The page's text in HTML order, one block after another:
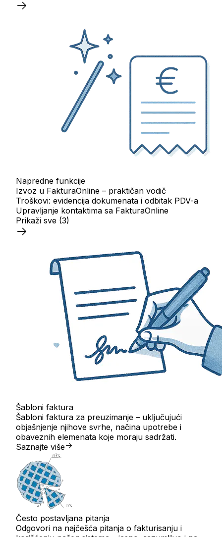
Napredne funkcije
Izvoz u FakturaOnline – praktičan vodič
Troškovi: evidencija dokumenata i odbitak PDV-a
Upravljanje kontaktima sa FakturaOnline
Prikaži sve (3)
Šabloni faktura
Šabloni faktura za preuzimanje – uključujući
objašnjenje njihove svrhe, načina upotrebe i
obaveznih elemenata koje moraju sadržati.
Saznajte više
Često postavljana pitanja
Odgovori na najčešća pitanja o fakturisanju i